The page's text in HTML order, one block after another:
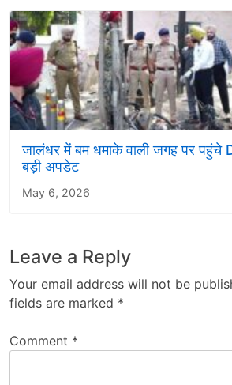
जालंधर में बम धमाके वाली जगह पर पहुंचे
बड़ी अपडेट
May 6, 2026
Leave a Reply
Your email address will not be
fields are marked *
Comment *